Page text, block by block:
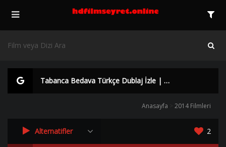
Tabanca Bedava Türkçe Dublaj İzle | Yüksek Kalite |
Anasayfa 2014 Filmleri
Alternatifler 2